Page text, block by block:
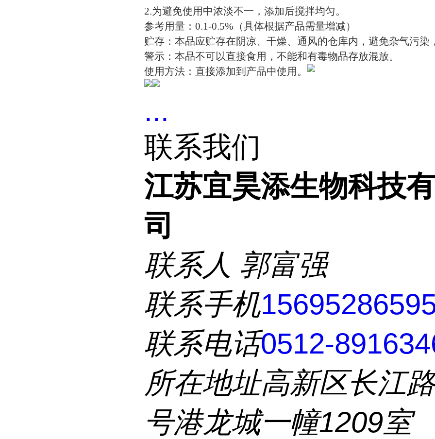
2.为避免使用中浓淡不一，添加后搅拌均匀。
参考用量：0.1-0.5%（具体根据产品需量增减）
贮存：本品应贮存在阴凉、干燥、通风的仓库内，避免杂气污染
警示：本品不可以直接食用，不能和有毒物品存放混放。
使用方法：直接添加到产品中使用。
...
联系我们
江苏宜昊添生物科技
司
联系人 郭富强
联系手机
联系电话0512-
所在地址高新区长江
号港龙城一幢1209室